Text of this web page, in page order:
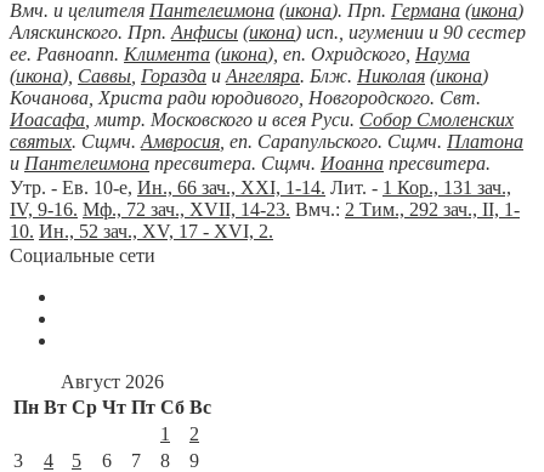
Вмч. и целителя Пантелеимона (икона). Прп. Германа (икона)
Аляскинского. Прп. Анфисы (икона) исп., игумении и 90 сестер
ее. Равноапп. Климента (икона), еп. Охридского, Наума
(икона), Саввы Горазда и Ангеляра. Блж. Николая (икона)
Кочанова, Христа ради юродивого, Новгородского. Свт.
Иоасафа , митр. Московского и всея Руси. Собор Смоленских
святых. Сщмч. Амвросия , еп. Сарапульского. Сщмч. Платона
и Пантелеимона пресвитера. Сщмч. Иоанна пресвитера.
Утр. - Ев. 10-е, Ин., 66 зач., XXI, 1-14. Лит. - 1 Кор., 131 зач.,
IV, 9-16. Мф., 72 зач., XVII, 14-23. Вмч.: 2 Тим., 292 зач., II, 1-
10. Ин., 52 зач., XV, 17 - XVI, 2.
Социальные сети
Август 2026
Пн Вт Ср Чт Пт Сб Вс
1
2
3
4 5 6 7 8
9